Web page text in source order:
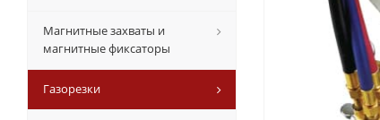
Магнитные захваты и
магнитные фиксаторы
Газорезки